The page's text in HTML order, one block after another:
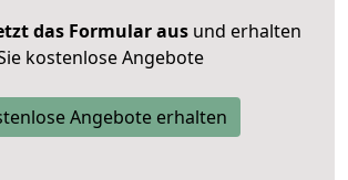
das Formular ausund erhalten
kostenlose Angebote
Angebote erhalten